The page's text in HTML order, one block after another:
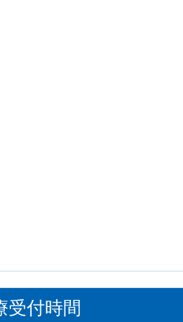
受付時間